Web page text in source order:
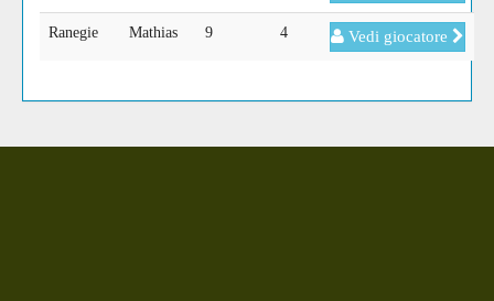
Ranegie Mathias 9 4 Vedi giocatore